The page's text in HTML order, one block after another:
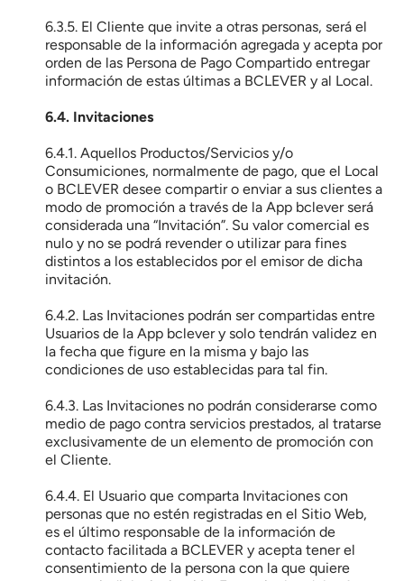
6.3.5. El Cliente que invite a otras personas, será el
responsable de la información agregada y acepta por
orden de las Persona de Pago Compartido entregar
información de estas últimas a BCLEVER y al Local.
6.4. Invitaciones
6.4.1. Aquellos Productos/Servicios y/o
Consumiciones, normalmente de pago, que el Local
o BCLEVER desee compartir o enviar a sus clientes a
modo de promoción a través de la App bclever será
considerada una “Invitación”. Su valor comercial es
nulo y no se podrá revender o utilizar para fines
distintos a los establecidos por el emisor de dicha
invitación.
6.4.2. Las Invitaciones podrán ser compartidas entre
Usuarios de la App bclever y solo tendrán validez en
la fecha que figure en la misma y bajo las
condiciones de uso establecidas para tal fin.
6.4.3. Las Invitaciones no podrán considerarse como
medio de pago contra servicios prestados, al tratarse
exclusivamente de un elemento de promoción con
el Cliente.
6.4.4. El Usuario que comparta Invitaciones con
personas que no estén registradas en el Sitio Web,
es el último responsable de la información de
contacto facilitada a BCLEVER y acepta tener el
consentimiento de la persona con la que quiere